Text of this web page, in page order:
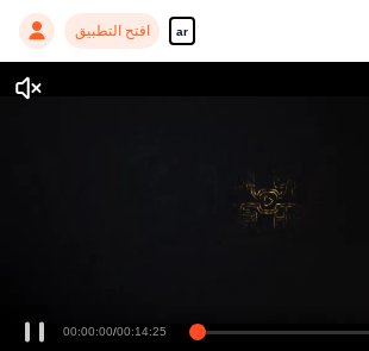
ar افتح التطبيق
Enjoy smooth and HD episodes
00:00:00/00:14:25